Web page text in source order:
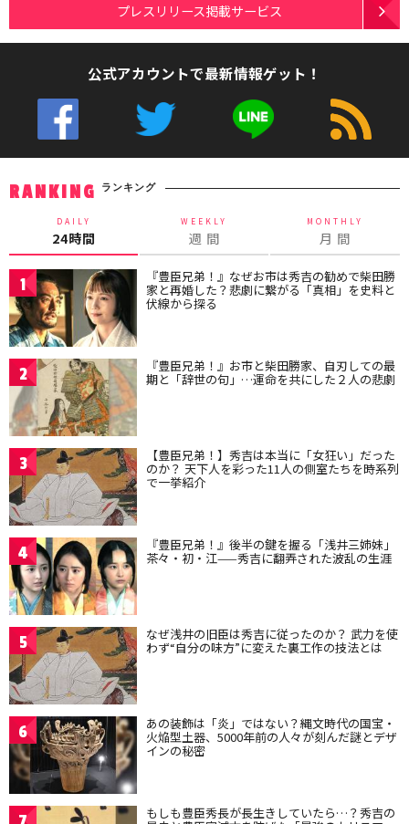
プレスリリース掲載サービス
公式アカウントで最新情報ゲット！
RANKING ランキング
DAILY
24時間
WEEKLY
週 間
MONTHLY
月 間
1 『豊臣兄弟！』なぜお市は秀吉の勧めで柴田勝
家と再婚した？悲劇に繋がる「真相」を史料と
伏線から探る
2 『豊臣兄弟！』お市と柴田勝家、自刃しての最
期と「辞世の句」…運命を共にした２人の悲劇
3 【豊臣兄弟！】秀吉は本当に「女狂い」だった
のか？ 天下人を彩った11人の側室たちを時系列
で一挙紹介
4 『豊臣兄弟！』後半の鍵を握る「浅井三姉妹」
茶々・初・江——秀吉に翻弄された波乱の生涯
5 なぜ浅井の旧臣は秀吉に従ったのか？ 武力を使
わず“自分の味方”に変えた裏工作の技法とは
6 あの装飾は「炎」ではない？縄文時代の国宝・
火焔型土器、5000年前の人々が刻んだ謎とデザ
インの秘密
もしも豊臣秀長が長生きしていたら…？秀吉の